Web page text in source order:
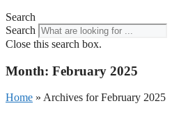
Search
Search
Close this search box.
Month: February 2025
Home » Archives for February 2025